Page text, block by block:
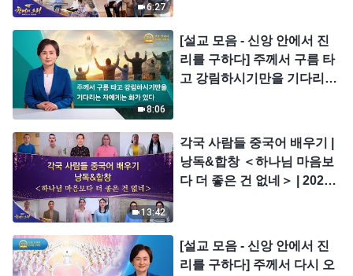
6:27
8:06
[설교 모음 - 신앙 안에서 진
리를 구하다] 주께서 구름 타
고 강림하시기만을 기다리는
13:42
각국 사람들 중국어 배우기 |
낭독&합창 ＜하나님 마음보
다 더 좋은 건 없네＞ | 2026
[설교 모음 - 신앙 안에서 진
리를 구하다] 주께서 다시 오